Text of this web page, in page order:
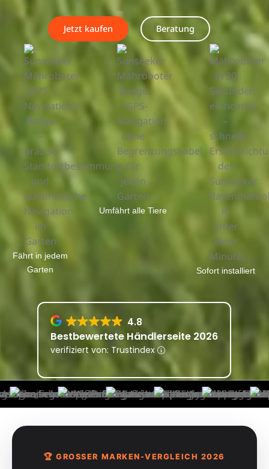
Jetzt kaufen Beratung
Fährt in jedem
Garten
Umfährt alle Tiere
Sofort installiert
4.8
Bestbewertete Händlerseite 2026
verifiziert von: Trustindex
🏆 GROSSER MARKEN-VERGLEICH 2026